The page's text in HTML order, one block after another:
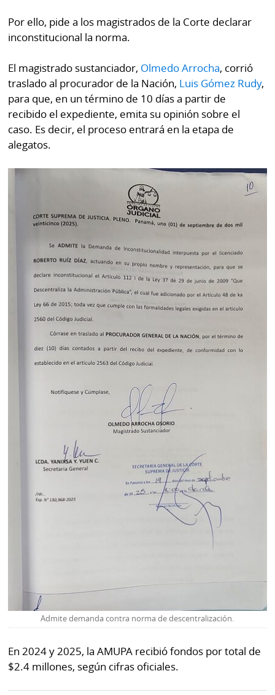
Por ello, pide a los magistrados de la Corte declarar
inconstitucional la norma.
El magistrado sustanciador, Olmedo Arrocha, corrió
traslado al procurador de la Nación, Luis Gómez Rudy,
para que, en un término de 10 días a partir de
recibido el expediente, emita su opinión sobre el
caso. Es decir, el proceso entrará en la etapa de
alegatos.
Admite demanda contra norma de descentralización.
En 2024 y 2025, la AMUPA recibió fondos por total de
$2.4 millones, según cifras oficiales.